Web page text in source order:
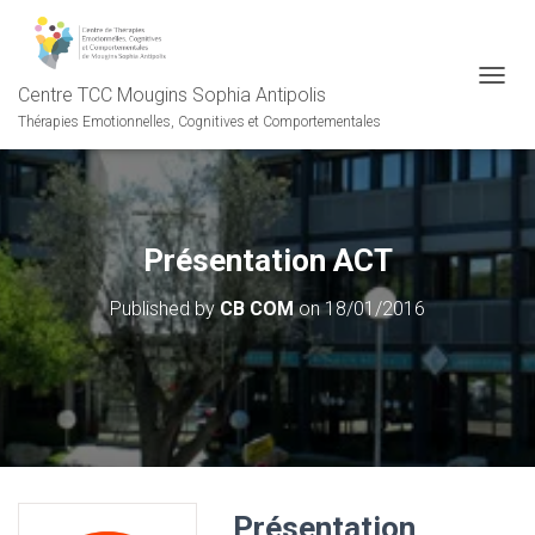
Centre TCC Mougins Sophia Antipolis
Thérapies Emotionnelles, Cognitives et Comportementales
Présentation ACT
Published by CB COMon18/01/2016
Présentation